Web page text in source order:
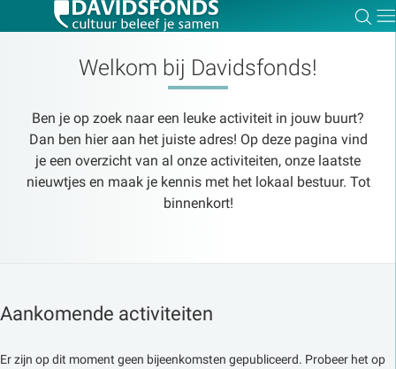
Welkom bij Davidsfonds!
Ben je op zoek naar een leuke activiteit in jouw buurt?
Dan ben hier aan het juiste adres! Op deze pagina vind
je een overzicht van al onze activiteiten, onze laatste
nieuwtjes en maak je kennis met het lokaal bestuur. Tot
binnenkort!
Aankomende activiteiten
Er zijn op dit moment geen bijeenkomsten gepubliceerd. Probeer het op
Zoeken